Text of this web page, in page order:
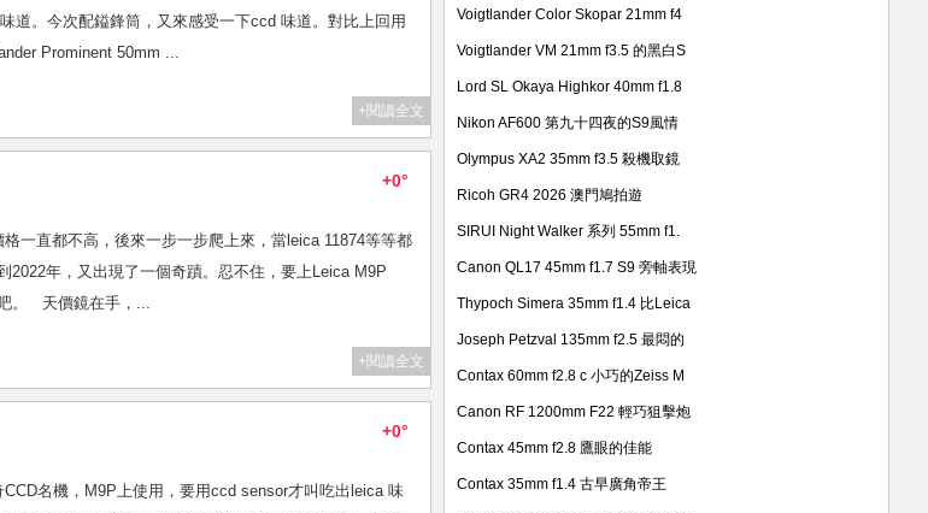
道。今次配鎰鋒筒，又來感受一下ccd 味道。對比上回用
Prominent 50mm ...
+閱讀全文
+0°
一直都不高，後來一步一步爬上來，當leica 11874等等都
年，又出現了一個奇蹟。忍不住，要上Leica M9P
。 天價鏡在手，...
+閱讀全文
+0°
名機，M9P上使用，要用ccd sensor才叫吃出leica 味
Voigtlander Color Skopar 21mm f4
Voigtlander VM 21mm f3.5 的黑白S
Lord SL Okaya Highkor 40mm f1.8
Nikon AF600 第九十四夜的S9風情
Olympus XA2 35mm f3.5 殺機取鏡
Ricoh GR4 2026 澳門鳩拍遊
SIRUI Night Walker 系列 55mm f1.
Canon QL17 45mm f1.7 S9 旁軸表現
Thypoch Simera 35mm f1.4 比Leica
Joseph Petzval 135mm f2.5 最悶的
Contax 60mm f2.8 c 小巧的Zeiss M
Canon RF 1200mm F22 輕巧狙擊炮
Contax 45mm f2.8 鷹眼的佳能
Contax 35mm f1.4 古早廣角帝王